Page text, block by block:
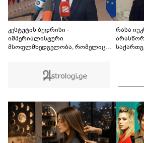
00:34
ვრცელდება ძლიერი
დაზიანდა შენობები,
ელექტროენერგია,
მოქალაქეები
კესტუტის ბუდრისი -
იმპერიალისტური
მსოფლმხედველობა, რომელიც
სასტიკი ომის მამოძრავებელი
ძალაა - რუსეთზე მყარი
რასა